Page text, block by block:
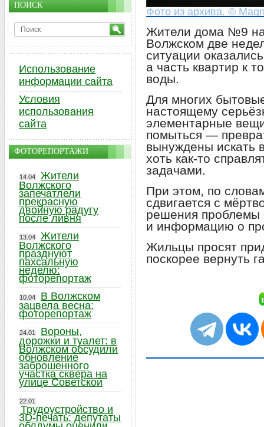
Фото из архива. ©
Жители дома №9
Волжском две
ситуации
а часть квартир к
воды.
Для многих
настоящему
элементарные
помыться —
вынуждены искать
хоть как‑то
задачами.
При этом, по
сдвигается с
решения
и информацию о
Жильцы просят
поскорее вернуть
ПОИСК
Использование
информации сайта
Условия
использования
сайта
ФОТОРЕПОРТАЖИ
14.04
Жители
Волжского
запечатлели
прекрасную
двойную радугу
после ливня
13.04
Жители
Волжского
празднуют
пахсальную
неделю:
фоторепортаж
10.04
В Волжском
зацвела весна:
фоторепортаж
24.01
Вороны,
дорожки и туалет: в
Волжском обсудили
обновление
заброшенного
участка сквера на
улице Советской
22.01
Трудоустройство и
3D-печать: депутаты